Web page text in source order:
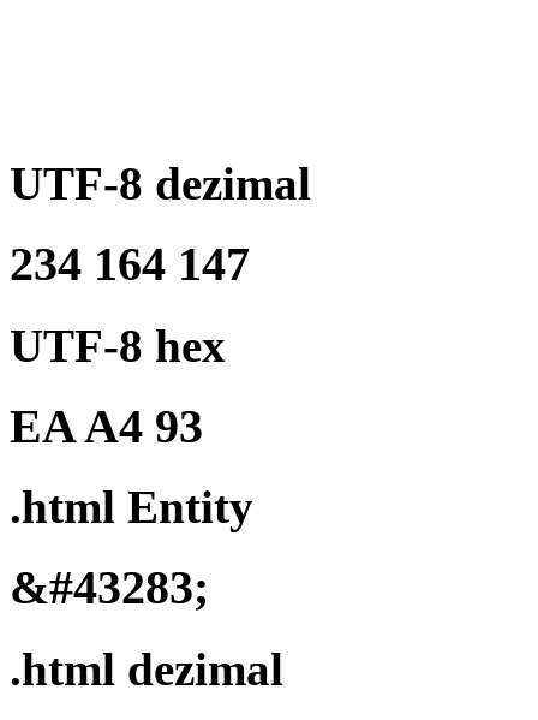
UTF-8 dezimal
234 164 147
UTF-8 hex
EA A4 93
.html Entity
&#43283;
.html dezimal